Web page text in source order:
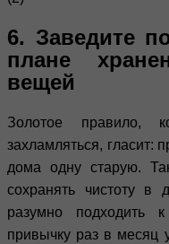
6. Заведите
плане
вещей
Золотое правило,
захламляться, гласит:
дома одну старую.
сохранять чистоту
разумно подходить
привычку раз в месяц